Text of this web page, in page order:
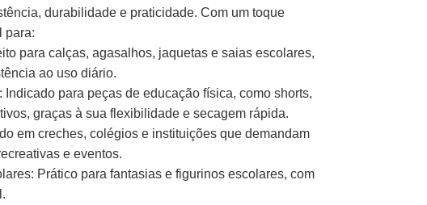
durabilidade e praticidade. Com um toque
para:
para calças, agasalhos, jaquetas e saias escolares,
ao uso diário.
Indicado para peças de educação física, como shorts,
graças à sua flexibilidade e secagem rápida.
em creches, colégios e instituições que demandam
e eventos.
Prático para fantasias e figurinos escolares, com